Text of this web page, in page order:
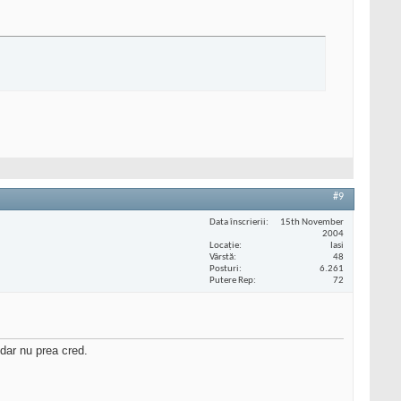
#9
Data înscrierii
15th November
2004
Locaţie
Iasi
Vârstă
48
Posturi
6.261
Putere Rep
72
nu prea cred.